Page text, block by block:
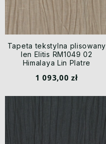
Tapeta tekstylna plisowany
len Elitis RM1049 02
Himalaya Lin Platre
1 093,00 zł